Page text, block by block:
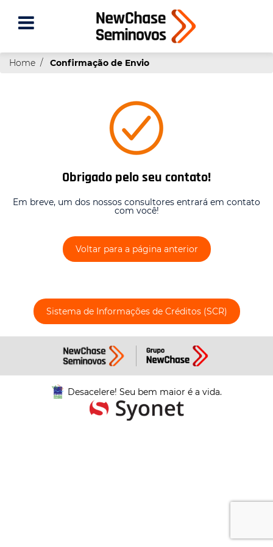
Home Confirmação de Envio
Obrigado pelo seu contato!
Em breve, um dos nossos consultores entrará em contato
com você!
Voltar para a página anterior
Sistema de Informações de Créditos (SCR)
Desacelere! Seu bem maior é a vida.